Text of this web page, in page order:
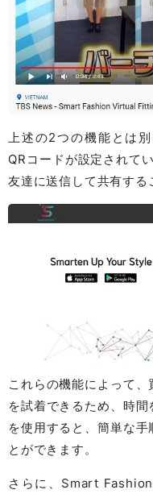
上述の2つの機能とは
QRコードが設定されて
友達に送信して共有する
これらの機能によって
を試着できるため、時
を使用すると、簡単な
とができます。
さらに、Smart